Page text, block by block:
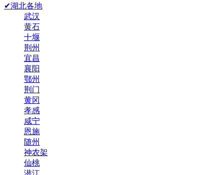
✔湖北各地
武汉
黄石
十堰
荆州
宜昌
襄阳
鄂州
荆门
黄冈
孝感
咸宁
恩施
随州
神农架
仙桃
潜江